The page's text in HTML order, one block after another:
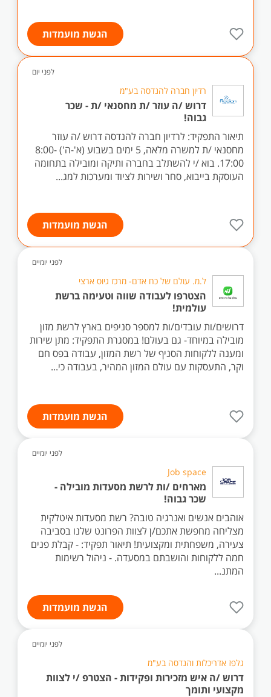
הגשת מועמדות
לפני יום
רדיון חברה להנדסה בע"מ
דרוש /ה עוזר /ת מחסנאי /ת - שכר
גבוה!
תיאור התפקיד: לרדיון חברה להנדסה דרוש /ה עוזר
מחסנאי /ת למשרה מלאה, 5 ימים בשבוע (א'-ה') 8:00-
17:00. בוא /י להשתלב בחברה ותיקה ומובילה בתחומה
העוסקת בייבוא, סחר ושירות לציוד ומערכות למג...
הגשת מועמדות
לפני יומיים
ל.מ. עולם של כח אדם- מרכז גיוס ארצי
הצטרפו לעבודה שווה וטעימה ברשת
עולמית!
דרושים/ות עובדים/ות למספר סניפים בארץ לרשת מזון
מובילה במיוחד- גם בעולם! במסגרת התפקיד: מתן שירות
ומענה ללקוחות הסניף של רשת המזון, עבודה בפס חם
וקר, התעסקות עם עולם המזון המהיר, בעבודה כי...
הגשת מועמדות
לפני יומיים
Job space
מארחים /ות לרשת מסעדות מובילה -
שכר גבוה!
אוהבים אנשים ואנרגיה טובה? רשת מסעדות איטלקית
מצליחה מחפשת אתכם/ן לצוות הפרונט שלנו בסביבה
צעירה, משפחתית ומקצועית! תיאור תפקיד: - קבלת פנים
חמה ללקוחות והושבתם במסעדה. - ניהול רשימות
המתנ...
הגשת מועמדות
לפני יומיים
גלפז אדריכלות והנדסה בע"מ
דרוש /ה איש מזכירות ופקידות - הצטרפ /י לצוות
מקצועי ותומך